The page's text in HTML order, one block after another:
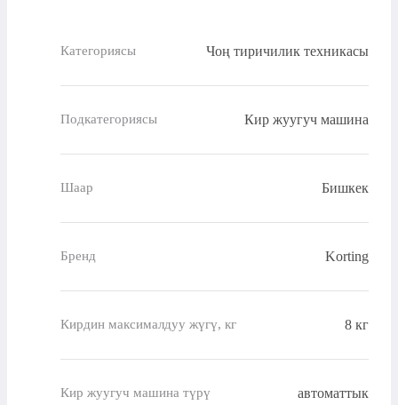
Категориясы Чоң тиричилик техникасы
Подкатегориясы Кир жуугуч машина
Шаар Бишкек
Бренд Korting
Кирдин максималдуу жүгү, кг 8 кг
Кир жуугуч машина түрү автоматтык